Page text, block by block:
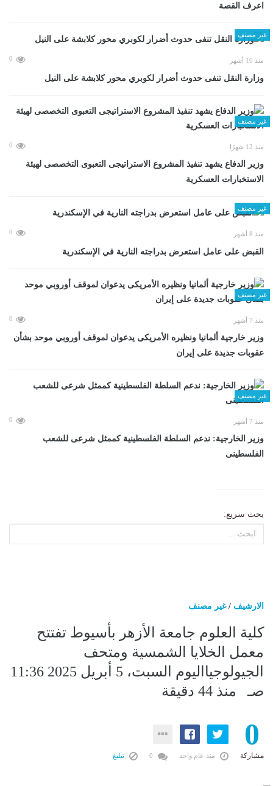
اعرف القصة
غير مصنف
منذ 10 أشهر 0
وزارة النقل تنفى حدوث أضرار لكوبري محور كلابشة على النيل
غير مصنف
منذ 12 شهرًا 0
وزير الدفاع يشهد تنفيذ المشروع الاستراتيجى التعبوى التخصصى لهيئة
الاستخبارات العسكرية
غير مصنف
منذ 8 أشهر 0
القبض على عامل استعرض بدراجته النارية في الإسكندرية
غير مصنف
منذ 7 أشهر 0
وزير خارجية ألمانيا ونظيره الأمريكى يدعوان لموقف أوروبي موحد بشأن
عقوبات جديدة على إيران
غير مصنف
منذ 7 أشهر 0
وزير الخارجية: ندعم السلطة الفلسطينية كممثل شرعى للشعب
الفلسطينى
بحث سريع:
الارشيف /غير مصنف
كلية العلوم جامعة الأزهر بأسيوط تفتتح
معمل الخلايا الشمسية ومتحف
الجيولوجيااليوم السبت، 5 أبريل 2025 11:36
صـ منذ 44 دقيقة
0
مشاركة منذ عام واحد تبليغ